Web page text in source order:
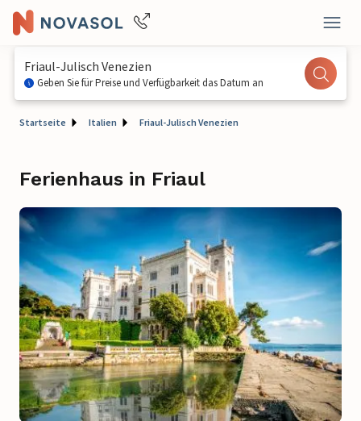
Friaul-Julisch Venezien
Geben Sie für Preise und Verfügbarkeit das Datum an
Startseite Italien Friaul-Julisch Venezien
Ferienhaus in Friaul